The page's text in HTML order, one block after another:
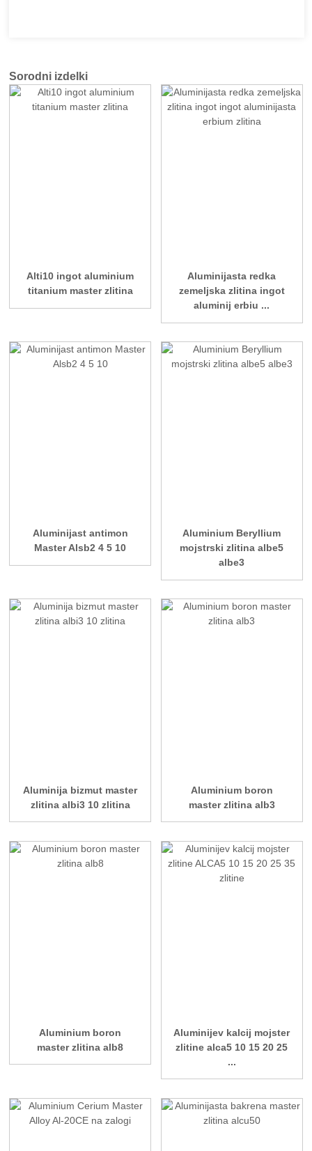
Sorodni izdelki
Alti10 ingot aluminium
titanium master zlitina
Aluminijasta redka
zemeljska zlitina ingot
aluminij erbiu ...
Aluminijast antimon
Master Alsb2 4 5 10
Aluminium Beryllium
mojstrski zlitina albe5
albe3
Aluminija bizmut master
zlitina albi3 10 zlitina
Aluminium boron
master zlitina alb3
Aluminium boron
master zlitina alb8
Aluminijev kalcij mojster
zlitine alca5 10 15 20 25
...